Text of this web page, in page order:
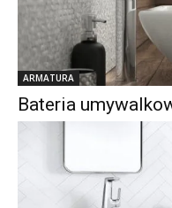
ARMATURA
Bateria